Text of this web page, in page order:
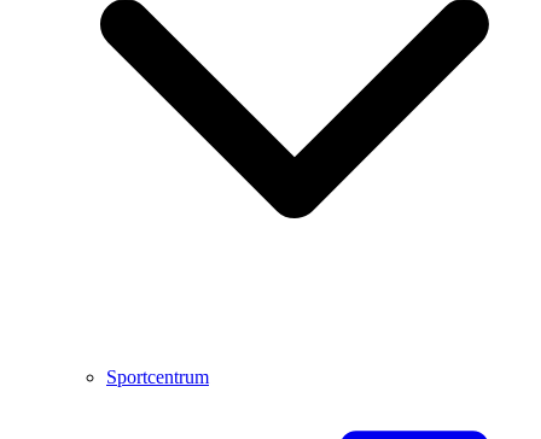
Sportcentrum